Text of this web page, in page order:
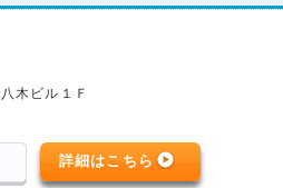
木ビル１Ｆ
詳細はこちら